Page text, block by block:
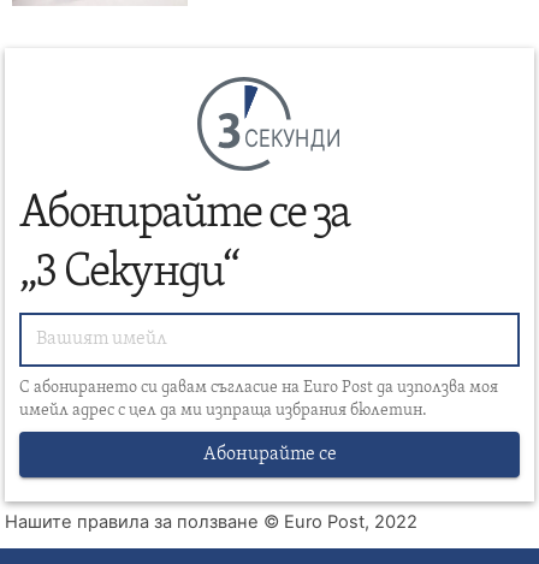
СЕКУНДИ
Абонирайте се за
„3 Секунди“
С абонирането си давам съгласие на Euro Post да използва моя
имейл адрес с цел да ми изпраща избрания бюлетин.
Абонирайте се
Нашите правила за ползване © Euro Post, 2022